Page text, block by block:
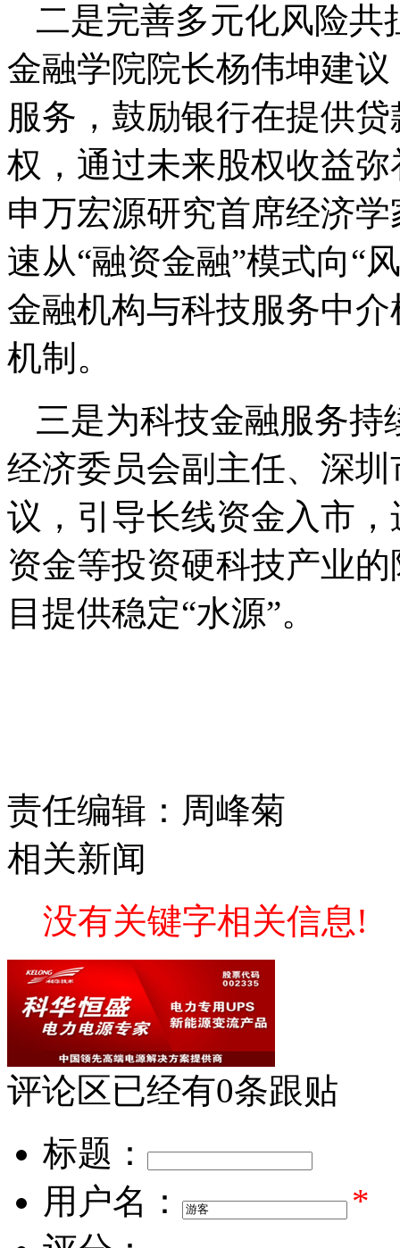
二是完善多元化风险共
金融学院院长杨伟坤建
服务，鼓励银行在提供
权，通过未来股权收益
申万宏源研究首席经济
速从“融资金融”模式向“
金融机构与科技服务中
机制。
三是为科技金融服务持
经济委员会副主任、深
议，引导长线资金入市
资金等投资硬科技产业
目提供稳定“水源”。
责任编辑：周峰菊
相关新闻
没有关键字相关信息!
评论区已经有0条跟贴
标题：
用户名：
*